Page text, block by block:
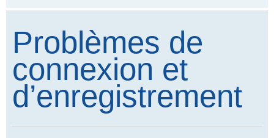
Problèmes de
connexion et
d’enregistrement